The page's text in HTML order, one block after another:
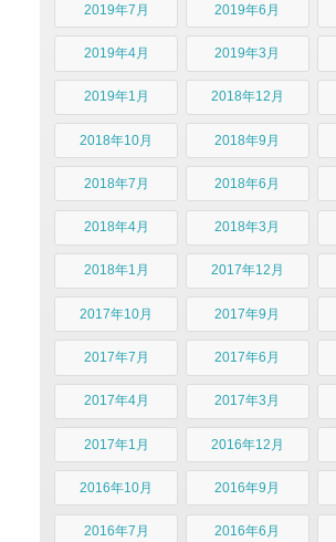
2019年7月 2019年6月
2019年4月 2019年3月
2019年1月 2018年12月
2018年10月 2018年9月
2018年7月 2018年6月
2018年4月 2018年3月
2018年1月 2017年12月
2017年10月 2017年9月
2017年7月 2017年6月
2017年4月 2017年3月
2017年1月 2016年12月
2016年10月 2016年9月
2016年7月 2016年6月